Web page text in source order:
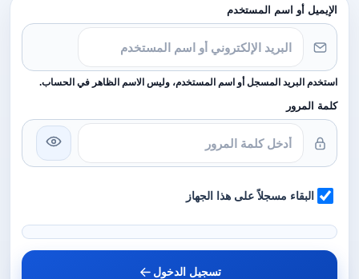
الإيميل أو اسم المستخدم
استخدم البريد المسجل أو اسم المستخدم، وليس الاسم الظاهر في الحساب.
كلمة المرور
البقاء مسجلاً على هذا الجهاز
تسجيل الدخول